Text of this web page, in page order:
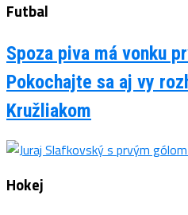
Futbal
Spoza piva má vonku
Pokochajte sa aj vy
Kružliakom
Hokej